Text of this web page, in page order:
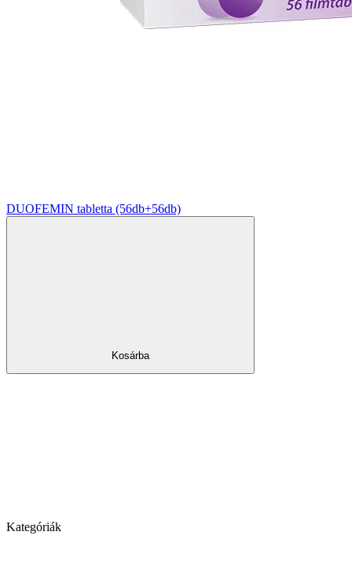
DUOFEMIN tabletta (56db+56db)
Kosárba
Kategóriák